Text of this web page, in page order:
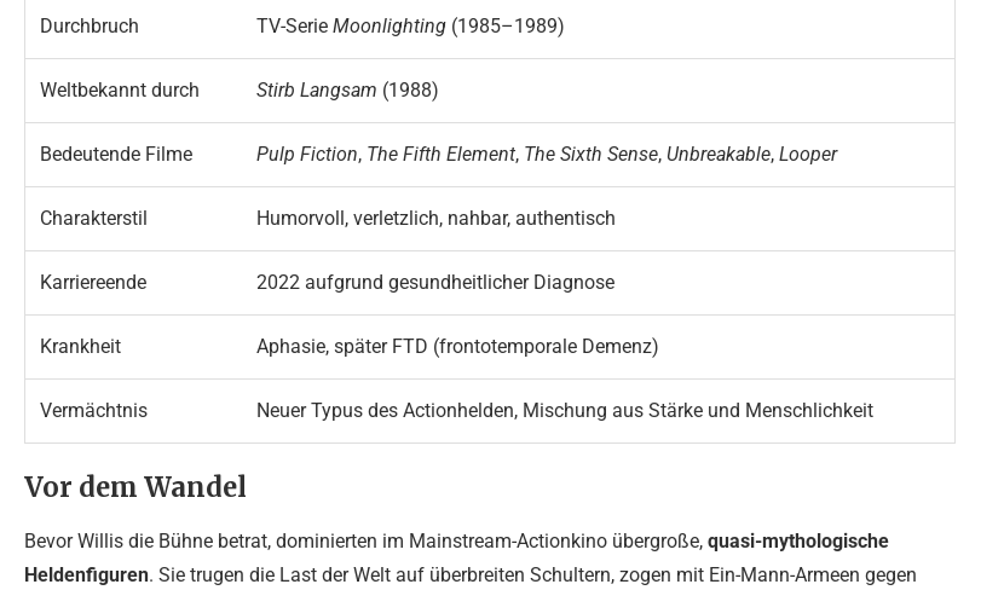
Durchbruch TV-Serie Moonlighting (1985–1989)
Weltbekannt durch Stirb Langsam (1988)
Bedeutende Filme Pulp Fiction, The Fifth Element, The Sixth Sense, Unbreakable, Looper
Charakterstil Humorvoll, verletzlich, nahbar, authentisch
Karriereende 2022 aufgrund gesundheitlicher Diagnose
Krankheit Aphasie, später FTD (frontotemporale Demenz)
Vermächtnis Neuer Typus des Actionhelden, Mischung aus Stärke und Menschlichkeit
Vor dem Wandel
Bevor Willis die Bühne betrat, dominierten im Mainstream-Actionkino übergroße, quasi-mythologische
Heldenfiguren. Sie trugen die Last der Welt auf überbreiten Schultern, zogen mit Ein-Mann-Armeen gegen